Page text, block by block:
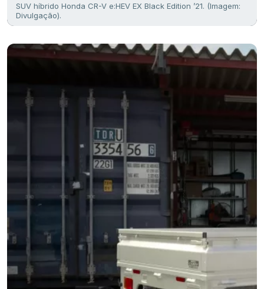
SUV híbrido Honda CR-V e:HEV EX Black Edition ’21. (Imagem:
Divulgação).